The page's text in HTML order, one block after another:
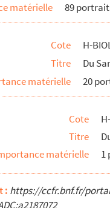
matérielle
89
Cote
H-
Titre
Du
matérielle
20
Cote
Titre
matérielle
1
: https://ccfr.bnf.fr/